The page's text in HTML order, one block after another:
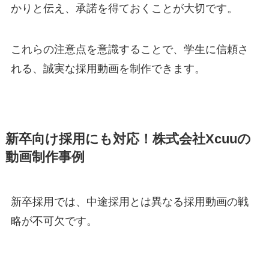
かりと伝え、承諾を得ておくことが大切です。
これらの注意点を意識することで、学生に信頼さ
れる、誠実な採用動画を制作できます。
新卒向け採用にも対応！株式会社Xcuuの
動画制作事例
新卒採用では、中途採用とは異なる採用動画の戦
略が不可欠です。